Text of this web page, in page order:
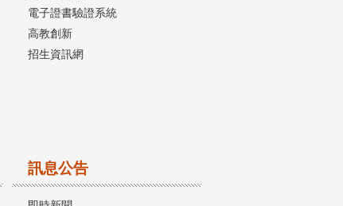
電子證書驗證系統
高教創新
招生資訊網
訊息公告